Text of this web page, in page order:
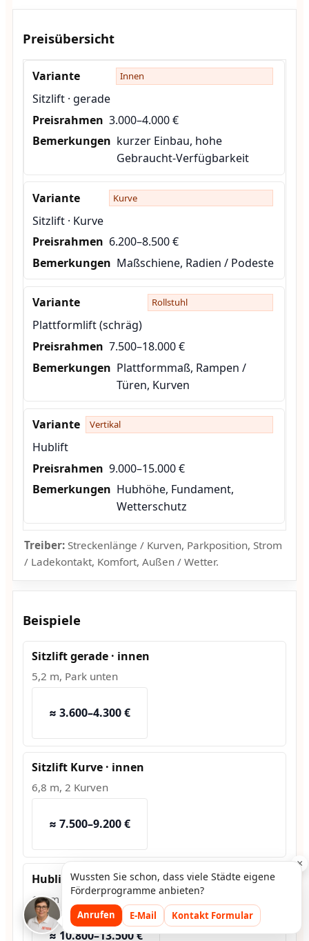
Preisübersicht
Innen
Sitzlift · gerade
3.000–4.000 €
kurzer Einbau, hohe
Gebraucht-Verfügbarkeit
Kurve
Sitzlift · Kurve
6.200–8.500 €
Maßschiene, Radien / Podeste
Rollstuhl
Plattformlift (schräg)
7.500–18.000 €
Plattformmaß, Rampen /
Türen, Kurven
Vertikal
Hublift
9.000–15.000 €
Hubhöhe, Fundament,
Wetterschutz
Treiber:Streckenlänge / Kurven, Parkposition, Strom
/ Ladekontakt, Komfort, Außen / Wetter.
Beispiele
Sitzlift gerade · innen
5,2 m, Park unten
≈ 3.600–4.300 €
Sitzlift Kurve · innen
6,8 m, 2 Kurven
≈ 7.500–9.200 €
Hublift · außen
1,2 m Hub, Fundament
≈ 10.800–13.500 €
×
Wussten Sie schon, dass viele Städte eigene
Förderprogramme anbieten?
Anrufen E-Mail Kontakt Formular